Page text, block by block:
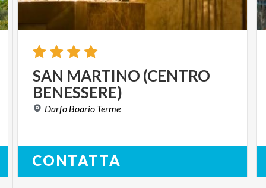
SAN MARTINO (CENTRO
BENESSERE)
Darfo Boario Terme
CONTATTA